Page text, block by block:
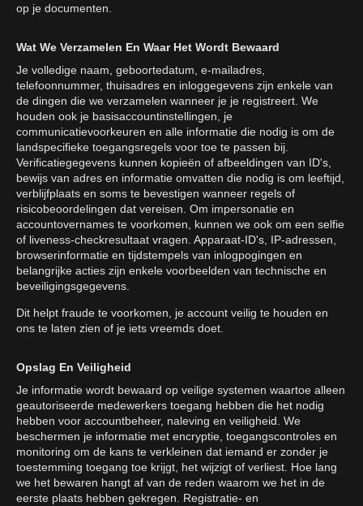
op je documenten.
Wat We Verzamelen En Waar Het Wordt Bewaard
Je volledige naam, geboortedatum, e-mailadres,
telefoonnummer, thuisadres en inloggegevens zijn enkele van
de dingen die we verzamelen wanneer je je registreert. We
houden ook je basisaccountinstellingen, je
communicatievoorkeuren en alle informatie die nodig is om de
landspecifieke toegangsregels voor toe te passen bij.
Verificatiegegevens kunnen kopieën of afbeeldingen van ID's,
bewijs van adres en informatie omvatten die nodig is om leeftijd,
verblijfplaats en soms te bevestigen wanneer regels of
risicobeoordelingen dat vereisen. Om impersonatie en
accountovernames te voorkomen, kunnen we ook om een selfie
of liveness-checkresultaat vragen. Apparaat-ID's, IP-adressen,
browserinformatie en tijdstempels van inlogpogingen en
belangrijke acties zijn enkele voorbeelden van technische en
beveiligingsgegevens.
Dit helpt fraude te voorkomen, je account veilig te houden en
ons te laten zien of je iets vreemds doet.
Opslag En Veiligheid
Je informatie wordt bewaard op veilige systemen waartoe alleen
geautoriseerde medewerkers toegang hebben die het nodig
hebben voor accountbeheer, naleving en veiligheid. We
beschermen je informatie met encryptie, toegangscontroles en
monitoring om de kans te verkleinen dat iemand er zonder je
toestemming toegang toe krijgt, het wijzigt of verliest. Hoe lang
we het bewaren hangt af van de reden waarom we het in de
eerste plaats hebben gekregen. Registratie- en